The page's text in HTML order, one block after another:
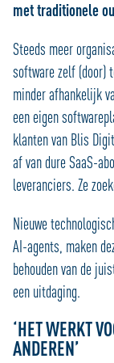
met traditionele
Steeds meer
software zelf (door)
minder afhankelijk
een eigen
klanten van Blis
af van dure SaaS-
leveranciers. Ze
Nieuwe
AI-agents, maken
behouden van de
een uitdaging.
‘HET WERKT
ANDEREN’